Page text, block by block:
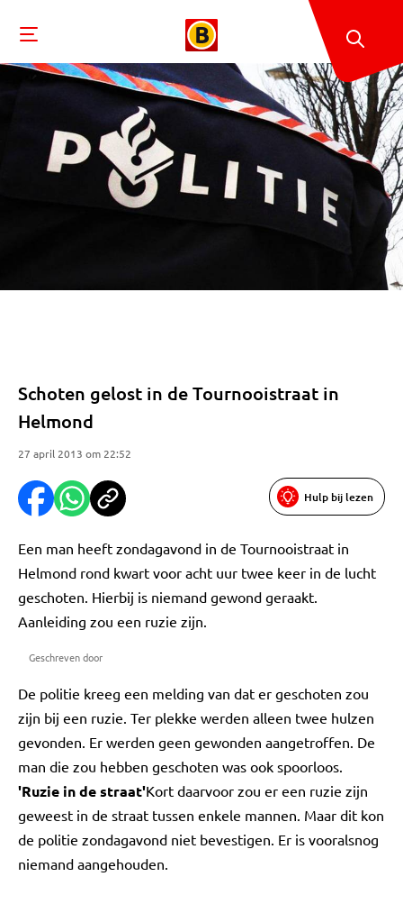
Schoten gelost in de Tournooistraat in
Helmond
27 april 2013 om 22:52
Hulp bij lezen
Een man heeft zondagavond in de Tournooistraat in
Helmond rond kwart voor acht uur twee keer in de lucht
geschoten. Hierbij is niemand gewond geraakt.
Aanleiding zou een ruzie zijn.
Geschreven door
De politie kreeg een melding van dat er geschoten zou
zijn bij een ruzie. Ter plekke werden alleen twee hulzen
gevonden. Er werden geen gewonden aangetroffen. De
man die zou hebben geschoten was ook spoorloos.
'Ruzie in de straat'Kort daarvoor zou er een ruzie zijn
geweest in de straat tussen enkele mannen. Maar dit kon
de politie zondagavond niet bevestigen. Er is vooralsnog
niemand aangehouden.